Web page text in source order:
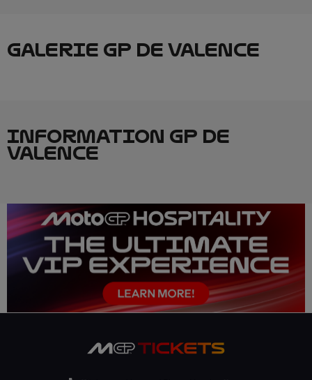
GALERIE GP DE VALENCE
INFORMATION GP DE
VALENCE